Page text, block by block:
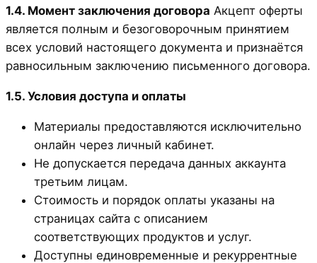
1.4. Момент заключения договора Акцепт оферты
является полным и безоговорочным принятием
всех условий настоящего документа и признаётся
равносильным заключению письменного договора.
1.5. Условия доступа и оплаты
Материалы предоставляются исключительно
онлайн через личный кабинет.
Не допускается передача данных аккаунта
третьим лицам.
Стоимость и порядок оплаты указаны на
страницах сайта с описанием
соответствующих продуктов и услуг.
Доступны единовременные и рекуррентные